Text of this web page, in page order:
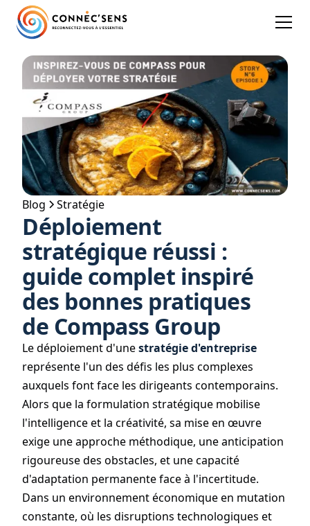
Blog Stratégie
Déploiement
stratégique réussi :
guide complet inspiré
des bonnes pratiques
de Compass Group
Le déploiement d'unestratégie d'entreprise
représente l'un des défis les plus complexes
auxquels font face les dirigeants contemporains.
Alors que la formulation stratégique mobilise
l'intelligence et la créativité, sa mise en œuvre
exige une approche méthodique, une anticipation
rigoureuse des obstacles, et une capacité
d'adaptation permanente face à l'incertitude.
Dans un environnement économique en mutation
constante, où les disruptions technologiques et